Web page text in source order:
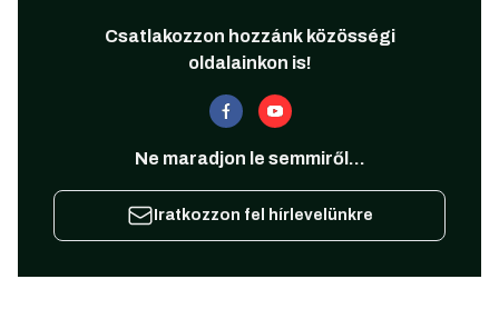
Csatlakozzon hozzánk közösségi
oldalainkon is!
Ne maradjon le semmiről...
Iratkozzon fel hírlevelünkre